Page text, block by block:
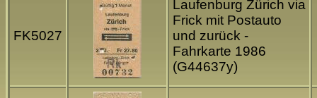
FK5027
Laufenburg Zürich via
Frick mit Postauto
und zurück -
Fahrkarte 1986
(G44637y)